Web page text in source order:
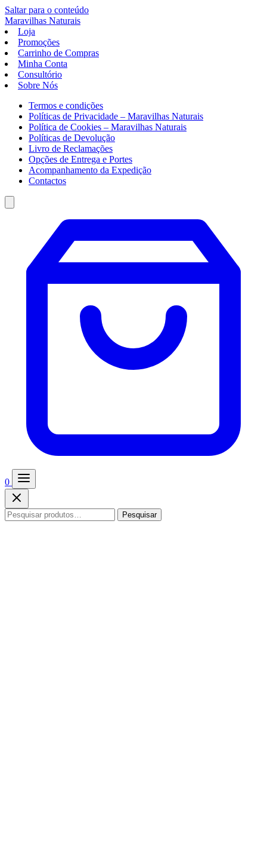
Saltar para o conteúdo
Maravilhas Naturais
Loja
Promoções
Carrinho de Compras
Minha Conta
Consultório
Sobre Nós
Termos e condições
Políticas de Privacidade – Maravilhas Naturais
Política de Cookies – Maravilhas Naturais
Políticas de Devolução
Livro de Reclamações
Opções de Entrega e Portes
Acompanhamento da Expedição
Contactos
0
Pesquisar